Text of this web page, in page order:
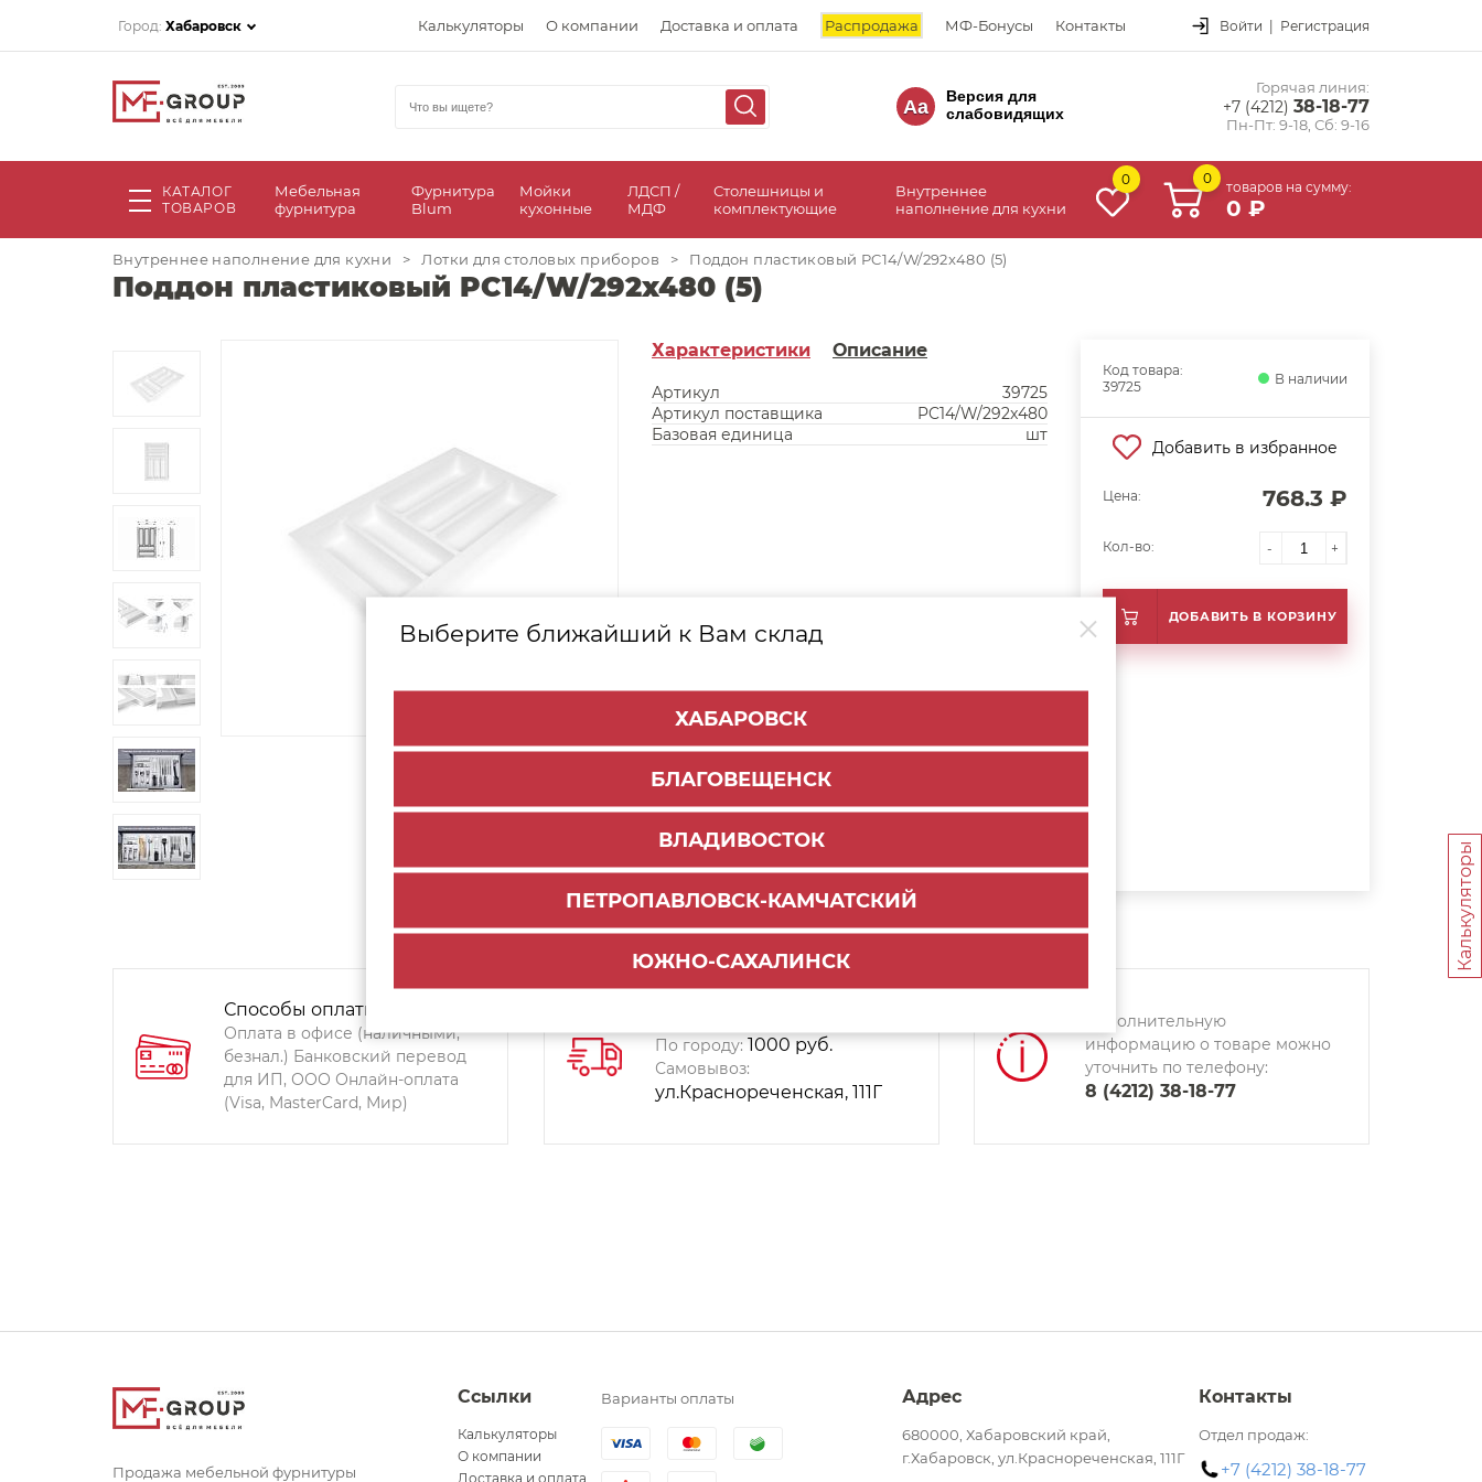
Город: Хабаровск Калькуляторы О компании Доставка и оплата Распродажа МФ-Бонусы Контакты Войти | Регистрация
Aa
Версия для
слабовидящих
Горячая линия:
+7 (4212) 38-18-77
Пн-Пт: 9-18, Сб: 9-16
КАТАЛОГ
ТОВАРОВ
Мебельная
фурнитура
Фурнитура
Blum
Мойки
кухонные
ЛДСП /
МДФ
Столешницы и
комплектующие
Внутреннее
наполнение для кухни
0 0
товаров на сумму:
0 ₽
Выберите ближайший к Вам склад
ХАБАРОВСК
БЛАГОВЕЩЕНСК
ВЛАДИВОСТОК
ПЕТРОПАВЛОВСК-КАМЧАТСКИЙ
ЮЖНО-САХАЛИНСК
Внутреннее наполнение для кухни > Лотки для столовых приборов > Поддон пластиковый PC14/W/292x480 (5)
Поддон пластиковый PC14/W/292x480 (5)
Характеристики Описание
Артикул
39725
Артикул поставщика
PC14/W/292x480
Базовая единица
шт
Код товара:
39725
В наличии
Добавить в избранное
Цена: 768.3 ₽
Кол-во: - +
ДОБАВИТЬ В КОРЗИНУ
Способы оплаты:
Оплата в офисе (наличными,
безнал.) Банковский перевод
для ИП, ООО Онлайн-оплата
(Visa, MasterCard, Мир)
По городу: 1000 руб.
Самовывоз:
ул.Краснореченская, 111Г
Дополнительную
информацию о товаре можно
уточнить по телефону:
8 (4212) 38-18-77
Калькуляторы
Продажа мебельной фурнитуры
Ссылки
Калькуляторы
О компании
Доставка и оплата
Варианты оплаты Адрес
680000, Хабаровский край,
г.Хабаровск, ул.Краснореченская, 111Г
Контакты
Отдел продаж:
+7 (4212) 38-18-77